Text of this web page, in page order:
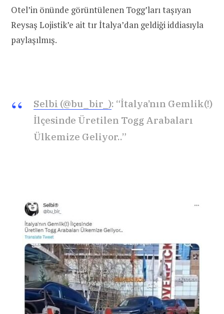
Otel’in önünde görüntülenen Togg’ları taşıyan
Reysaş Lojistik’e ait tır İtalya’dan geldiği iddiasıyla
paylaşılmış.
Selbi (@bu_bir_): “İtalya’nın Gemlik(!)
İlçesinde Üretilen Togg Arabaları
Ülkemize Geliyor..”